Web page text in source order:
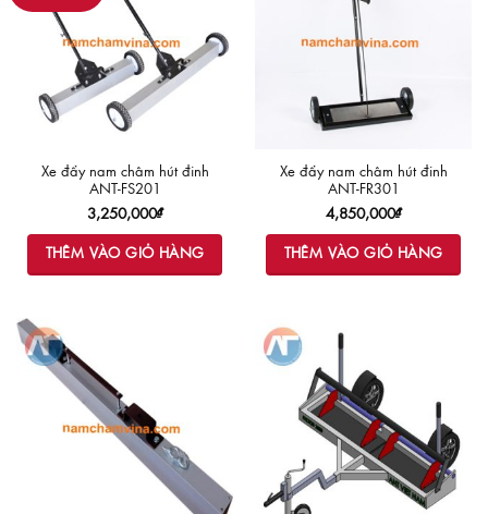
Xe đẩy nam châm hút đinh
ANT-FS201
3,250,000₫
THÊM VÀO GIỎ HÀNG
Xe đẩy nam châm hút đinh
ANT-FR301
4,850,000₫
THÊM VÀO GIỎ HÀNG